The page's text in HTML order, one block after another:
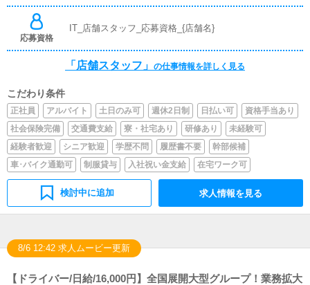
応募資格
IT_店舗スタッフ_応募資格_{店舗名}
「店舗スタッフ」 の仕事情報を詳しく見る
こだわり条件
正社員 アルバイト 土日のみ可 週休2日制 日払い可
資格手当あり
社会保険完備
交通費支給 寮・社宅あり 研修あり
未経験可
経験者歓迎
シニア歓迎 学歴不問 履歴書不要
幹部候補
車･バイク通勤可
制服貸与 入社祝い金支給 在宅ワーク可
検討中に追加 求人情報を見る
8/6 12:42 求人ムービー更新
【ドライバー/日給/16,000円】全国展開大型グループ！業務拡大